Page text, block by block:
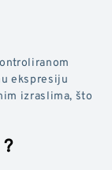
ekspresiju
izraslima, što